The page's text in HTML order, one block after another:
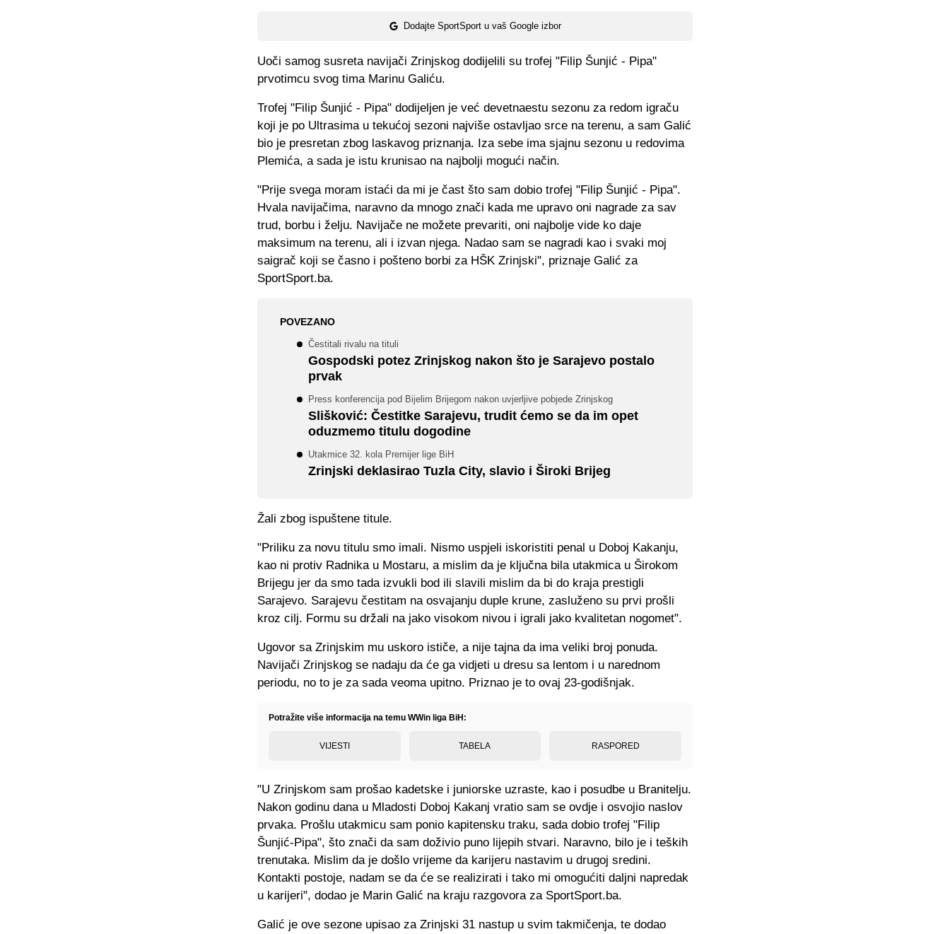
Dodajte SportSport u vaš Google izbor
Uoči samog susreta navijači Zrinjskog dodijelili su trofej "Filip Šunjić - Pipa"
prvotimcu svog tima Marinu Galiću.
Trofej "Filip Šunjić - Pipa" dodijeljen je već devetnaestu sezonu za redom igraču
koji je po Ultrasima u tekućoj sezoni najviše ostavljao srce na terenu, a sam Galić
bio je presretan zbog laskavog priznanja. Iza sebe ima sjajnu sezonu u redovima
Plemića, a sada je istu krunisao na najbolji mogući način.
"Prije svega moram istaći da mi je čast što sam dobio trofej "Filip Šunjić - Pipa".
Hvala navijačima, naravno da mnogo znači kada me upravo oni nagrade za sav
trud, borbu i želju. Navijače ne možete prevariti, oni najbolje vide ko daje
maksimum na terenu, ali i izvan njega. Nadao sam se nagradi kao i svaki moj
saigrač koji se časno i pošteno borbi za HŠK Zrinjski", priznaje Galić za
SportSport.ba.
POVEZANO
Čestitali rivalu na tituli
Gospodski potez Zrinjskog nakon što je Sarajevo postalo
prvak
Press konferencija pod Bijelim Brijegom nakon uvjerljive pobjede Zrinjskog
Slišković: Čestitke Sarajevu, trudit ćemo se da im opet
oduzmemo titulu dogodine
Utakmice 32. kola Premijer lige BiH
Zrinjski deklasirao Tuzla City, slavio i Široki Brijeg
Žali zbog ispuštene titule.
"Priliku za novu titulu smo imali. Nismo uspjeli iskoristiti penal u Doboj Kakanju,
kao ni protiv Radnika u Mostaru, a mislim da je ključna bila utakmica u Širokom
Brijegu jer da smo tada izvukli bod ili slavili mislim da bi do kraja prestigli
Sarajevo. Sarajevu čestitam na osvajanju duple krune, zasluženo su prvi prošli
kroz cilj. Formu su držali na jako visokom nivou i igrali jako kvalitetan nogomet".
Ugovor sa Zrinjskim mu uskoro ističe, a nije tajna da ima veliki broj ponuda.
Navijači Zrinjskog se nadaju da će ga vidjeti u dresu sa lentom i u narednom
periodu, no to je za sada veoma upitno. Priznao je to ovaj 23-godišnjak.
Potražite više informacija na temu WWin liga BiH:
VIJESTI TABELA RASPORED
"U Zrinjskom sam prošao kadetske i juniorske uzraste, kao i posudbe u Branitelju.
Nakon godinu dana u Mladosti Doboj Kakanj vratio sam se ovdje i osvojio naslov
prvaka. Prošlu utakmicu sam ponio kapitensku traku, sada dobio trofej "Filip
Šunjić-Pipa", što znači da sam doživio puno lijepih stvari. Naravno, bilo je i teških
trenutaka. Mislim da je došlo vrijeme da karijeru nastavim u drugoj sredini.
Kontakti postoje, nadam se da će se realizirati i tako mi omogućiti daljni napredak
u karijeri", dodao je Marin Galić na kraju razgovora za SportSport.ba.
Galić je ove sezone upisao za Zrinjski 31 nastup u svim takmičenja, te dodao